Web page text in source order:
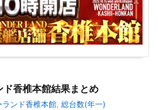
香椎本館結果まとめ
ランド香椎本館, 総台数(年一)